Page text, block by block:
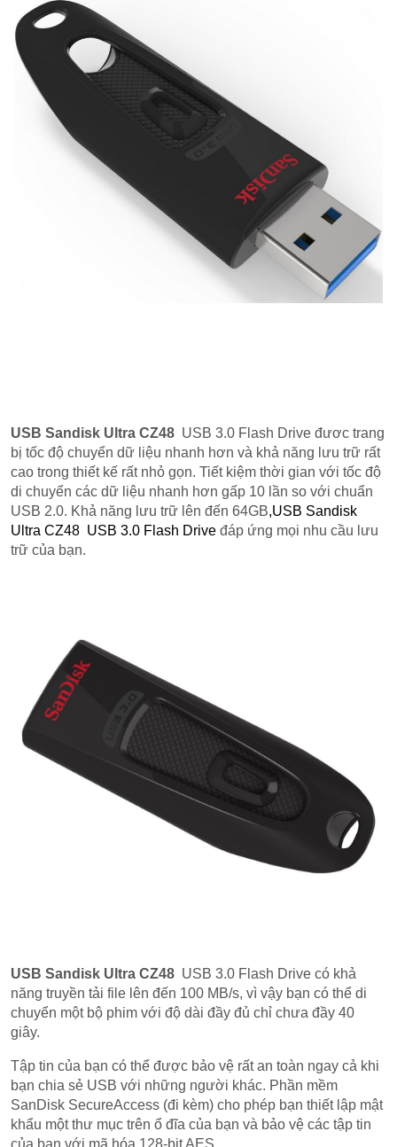
USB Sandisk Ultra CZ48 USB 3.0 Flash Drive đươc trang
bị tốc độ chuyển dữ liệu nhanh hơn và khả năng lưu trữ rất
cao trong thiết kế rất nhỏ gọn. Tiết kiệm thời gian với tốc độ
di chuyển các dữ liệu nhanh hơn gấp 10 lần so với chuẩn
USB 2.0. Khả năng lưu trữ lên đến 64GB,USB Sandisk
Ultra CZ48 USB 3.0 Flash Drive đáp ứng mọi nhu cầu lưu
trữ của bạn.
USB Sandisk Ultra CZ48 USB 3.0 Flash Drive có khả
năng truyền tải file lên đến 100 MB/s, vì vậy bạn có thể di
chuyển một bộ phim với độ dài đầy đủ chỉ chưa đầy 40
giây.
Tập tin của bạn có thể được bảo vệ rất an toàn ngay cả khi
bạn chia sẻ USB với những người khác. Phần mềm
SanDisk SecureAccess (đi kèm) cho phép bạn thiết lập mật
khẩu một thư mục trên ổ đĩa của bạn và bảo vệ các tập tin
của bạn với mã hóa 128-bit AES.